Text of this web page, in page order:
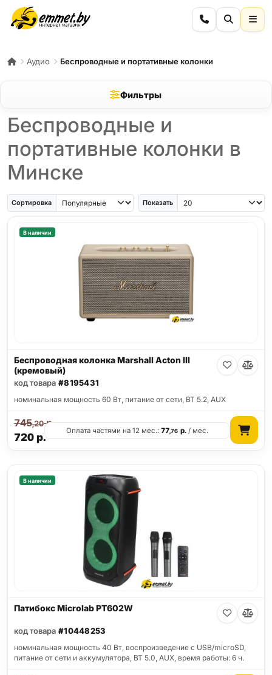
Аудио Беспроводные и портативные колонки
Фильтры
Беспроводные и
портативные колонки в
Минске
Сортировка Показать
В наличии
Беспроводная колонка Marshall Acton III
(кремовый)
код товара #8195431
номинальная мощность 60 Вт, питание от сети, BT 5.2, AUX
720р.
745,20р.
Оплата частями на 12 мес.:77,76 р./ мес.
В наличии
Патибокс Microlab PT602W
код товара #10448253
номинальная мощность 40 Вт, воспроизведение с USB/microSD,
питание от сети и аккумулятора, BT 5.0, AUX, время работы: 6 ч.